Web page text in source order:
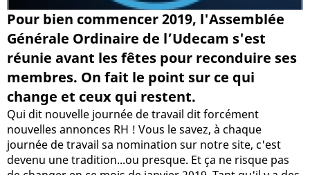
Pour bien commencer 2019, l'Assemblée
Générale Ordinaire de l’Udecam s'est
réunie avant les fêtes pour reconduire ses
membres. On fait le point sur ce qui
change et ceux qui restent.
Qui dit nouvelle journée de travail dit forcément
nouvelles annonces RH ! Vous le savez, à chaque
journée de travail sa nomination sur notre site, c'est
devenu une tradition...ou presque. Et ça ne risque pas